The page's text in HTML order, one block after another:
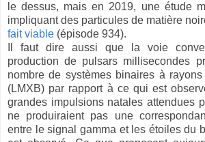
le dessus, mais en 2019, une étude
impliquant des particules de matière
fait viable (épisode 934).
Il faut dire aussi que la voie
production de pulsars millisecondes
nombre de systèmes binaires à
(LMXB) par rapport à ce qui est
grandes impulsions natales attendues
ne produiraient pas une
entre le signal gamma et les étoiles du